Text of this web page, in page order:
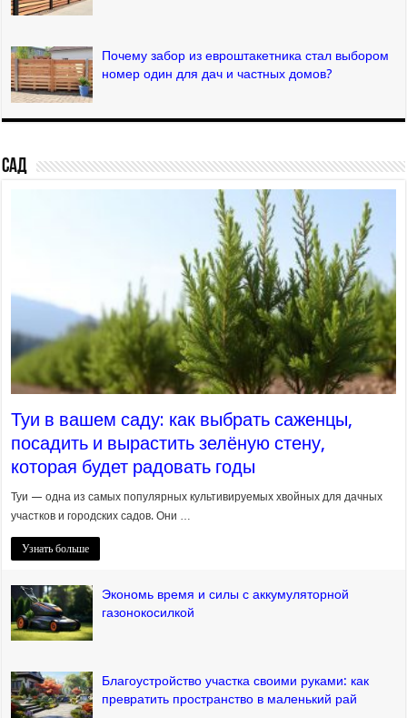
Почему забор из евроштакетника стал выбором
номер один для дач и частных домов?
Сад
Туи в вашем саду: как выбрать саженцы,
посадить и вырастить зелёную стену,
которая будет радовать годы
Туи — одна из самых популярных культивируемых хвойных для дачных
участков и городских садов. Они …
Узнать больше
Экономь время и силы с аккумуляторной
газонокосилкой
Благоустройство участка своими руками: как
превратить пространство в маленький рай